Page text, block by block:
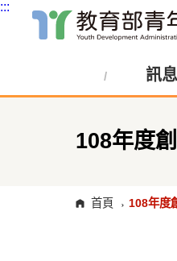
:::
訊
108年度
首頁 108年度